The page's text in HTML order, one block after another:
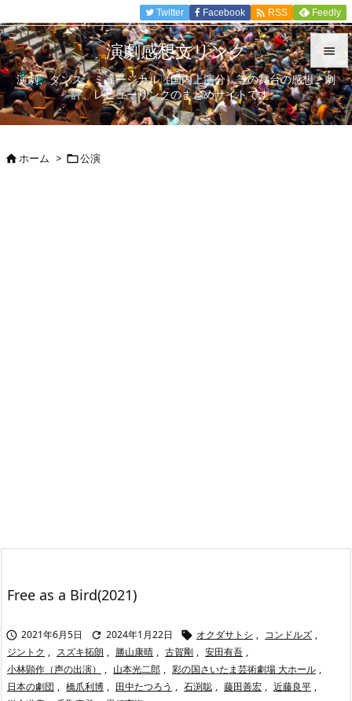


メニュ

Twitter Facebook  RSS Feedly
演劇感想文リンク
演劇、ダンス、ミュージカル（国内上演分）等の舞台の感想、劇
評、レビューリンクのまとめサイトです。
ホーム > 公演
Free as a Bird(2021)
 2021年6月5日  2024年1月22日  オクダサトシ , コンドルズ ,
ジントク , スズキ拓朗 , 勝山康晴 , 古賀剛 , 安田有吾 ,
小林顕作（声の出演）
, 山本光二郎 , 彩の国さいたま芸術劇場 大ホール ,
日本の劇団 , 橋爪利博 , 田中たつろう , 石渕聡 , 藤田善宏 , 近藤良平 ,